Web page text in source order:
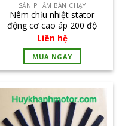
SẢN PHẨM BÁN CHẠY
Nêm chịu nhiệt stator
động cơ cao áp 200 độ
Liên hệ
MUA NGAY